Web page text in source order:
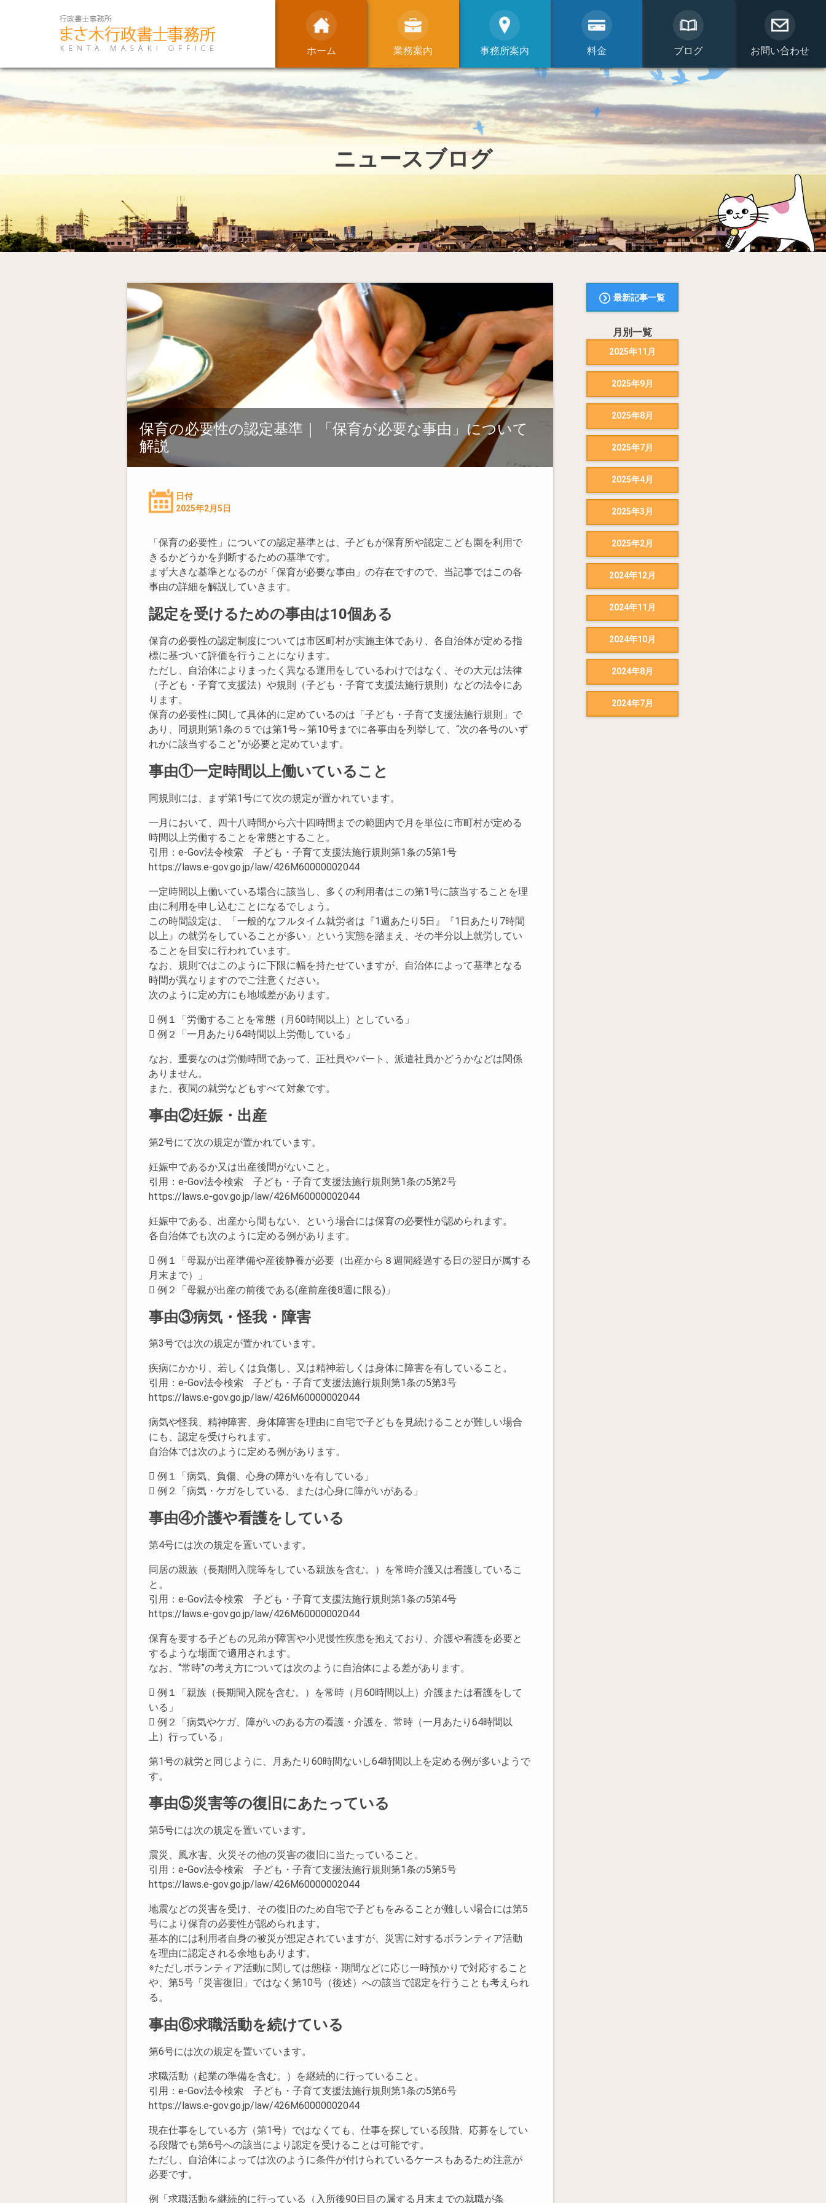
ホーム 業務案内 事務所案内 料金 ブログ お問い合わせ
ニュースブログ
保育の必要性の認定基準｜「保育が必要な事由」について
解説
日付
2025年2月5日
「保育の必要性」についての認定基準とは、子どもが保育所や認定こども園を利用で
きるかどうかを判断するための基準です。
まず大きな基準となるのが「保育が必要な事由」の存在ですので、当記事ではこの各
事由の詳細を解説していきます。
認定を受けるための事由は10個ある
保育の必要性の認定制度については市区町村が実施主体であり、各自治体が定める指
標に基づいて評価を行うことになります。
ただし、自治体によりまったく異なる運用をしているわけではなく、その大元は法律
（子ども・子育て支援法）や規則（子ども・子育て支援法施行規則）などの法令にあ
ります。
保育の必要性に関して具体的に定めているのは「子ども・子育て支援法施行規則」で
あり、同規則第1条の５では第1号～第10号までに各事由を列挙して、“次の各号のいず
れかに該当すること”が必要と定めています。
事由①一定時間以上働いていること
同規則には、まず第1号にて次の規定が置かれています。
一月において、四十八時間から六十四時間までの範囲内で月を単位に市町村が定める
時間以上労働することを常態とすること。
引用：e-Gov法令検索 子ども・子育て支援法施行規則第1条の5第1号
https://laws.e-gov.go.jp/law/426M60000002044
一定時間以上働いている場合に該当し、多くの利用者はこの第1号に該当することを理
由に利用を申し込むことになるでしょう。
この時間設定は、「一般的なフルタイム就労者は『1週あたり5日』『1日あたり7時間
以上』の就労をしていることが多い」という実態を踏まえ、その半分以上就労してい
ることを目安に行われています。
なお、規則ではこのように下限に幅を持たせていますが、自治体によって基準となる
時間が異なりますのでご注意ください。
次のように定め方にも地域差があります。
 例１「労働することを常態（月60時間以上）としている」
 例２「一月あたり64時間以上労働している」
なお、重要なのは労働時間であって、正社員やパート、派遣社員かどうかなどは関係
ありません。
また、夜間の就労などもすべて対象です。
事由②妊娠・出産
第2号にて次の規定が置かれています。
妊娠中であるか又は出産後間がないこと。
引用：e-Gov法令検索 子ども・子育て支援法施行規則第1条の5第2号
https://laws.e-gov.go.jp/law/426M60000002044
妊娠中である、出産から間もない、という場合には保育の必要性が認められます。
各自治体でも次のように定める例があります。
 例１「母親が出産準備や産後静養が必要（出産から８週間経過する日の翌日が属する
月末まで）」
 例２「母親が出産の前後である(産前産後8週に限る)」
事由③病気・怪我・障害
第3号では次の規定が置かれています。
疾病にかかり、若しくは負傷し、又は精神若しくは身体に障害を有していること。
引用：e-Gov法令検索 子ども・子育て支援法施行規則第1条の5第3号
https://laws.e-gov.go.jp/law/426M60000002044
病気や怪我、精神障害、身体障害を理由に自宅で子どもを見続けることが難しい場合
にも、認定を受けられます。
自治体では次のように定める例があります。
 例１「病気、負傷、心身の障がいを有している」
 例２「病気・ケガをしている、または心身に障がいがある」
事由④介護や看護をしている
第4号には次の規定を置いています。
同居の親族（長期間入院等をしている親族を含む。）を常時介護又は看護しているこ
と。
引用：e-Gov法令検索 子ども・子育て支援法施行規則第1条の5第4号
https://laws.e-gov.go.jp/law/426M60000002044
保育を要する子どもの兄弟が障害や小児慢性疾患を抱えており、介護や看護を必要と
するような場面で適用されます。
なお、“常時”の考え方については次のように自治体による差があります。
 例１「親族（長期間入院を含む。）を常時（月60時間以上）介護または看護をして
いる」
 例２「病気やケガ、障がいのある方の看護・介護を、常時（一月あたり64時間以
上）行っている」
第1号の就労と同じように、月あたり60時間ないし64時間以上を定める例が多いようで
す。
事由⑤災害等の復旧にあたっている
第5号には次の規定を置いています。
震災、風水害、火災その他の災害の復旧に当たっていること。
引用：e-Gov法令検索 子ども・子育て支援法施行規則第1条の5第5号
https://laws.e-gov.go.jp/law/426M60000002044
地震などの災害を受け、その復旧のため自宅で子どもをみることが難しい場合には第5
号により保育の必要性が認められます。
基本的には利用者自身の被災が想定されていますが、災害に対するボランティア活動
を理由に認定される余地もあります。
※ただしボランティア活動に関しては態様・期間などに応じ一時預かりで対応すること
や、第5号「災害復旧」ではなく第10号（後述）への該当で認定を行うことも考えられ
る。
事由⑥求職活動を続けている
第6号には次の規定を置いています。
求職活動（起業の準備を含む。）を継続的に行っていること。
引用：e-Gov法令検索 子ども・子育て支援法施行規則第1条の5第6号
https://laws.e-gov.go.jp/law/426M60000002044
現在仕事をしている方（第1号）ではなくても、仕事を探している段階、応募をしてい
る段階でも第6号への該当により認定を受けることは可能です。
ただし、自治体によっては次のように条件が付けられているケースもあるため注意が
必要です。
例「求職活動を継続的に行っている（入所後90日目の属する月末までの就職が条
最新記事一覧
月別一覧
2025年11月
2025年9月
2025年8月
2025年7月
2025年4月
2025年3月
2025年2月
2024年12月
2024年11月
2024年10月
2024年8月
2024年7月